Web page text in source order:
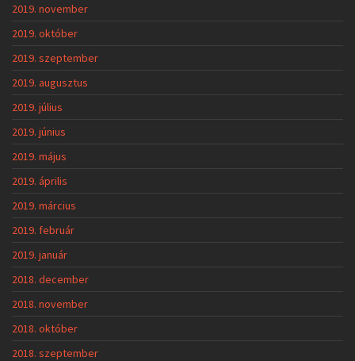
2019. november
2019. október
2019. szeptember
2019. augusztus
2019. július
2019. június
2019. május
2019. április
2019. március
2019. február
2019. január
2018. december
2018. november
2018. október
2018. szeptember